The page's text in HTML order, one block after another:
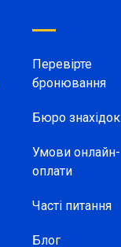
Перевірте
бронювання
Бюро знахідок
Умови онлайн-
оплати
Часті питання
Блог